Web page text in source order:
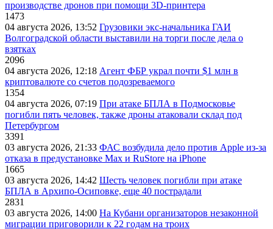
производстве дронов при помощи 3D‑принтера
1473
04 августа 2026, 13:52 Грузовики экс-начальника ГАИ
Волгоградской области выставили на торги после дела о
взятках
2096
04 августа 2026, 12:18 Агент ФБР украл почти $1 млн в
криптовалюте со счетов подозреваемого
1354
04 августа 2026, 07:19 При атаке БПЛА в Подмосковье
погибли пять человек, также дроны атаковали склад под
Петербургом
3391
03 августа 2026, 21:33 ФАС возбудила дело против Apple из-за
отказа в предустановке Max и RuStore на iPhone
1665
03 августа 2026, 14:42 Шесть человек погибли при атаке
БПЛА в Архипо-Осиповке, еще 40 пострадали
2831
03 августа 2026, 14:00 На Кубани организаторов незаконной
миграции приговорили к 22 годам на троих